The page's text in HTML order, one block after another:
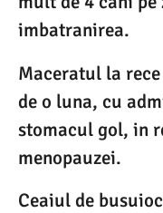
imbatranirea.
Maceratul la
de o luna, cu
stomacul gol, in
menopauzei.
Ceaiul de